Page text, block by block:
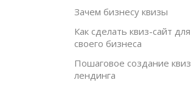
Зачем бизнесу квизы
Как сделать квиз-сайт для
своего бизнеса
Пошаговое создание
лендинга